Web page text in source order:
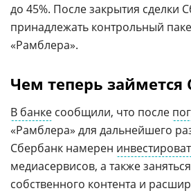
до 45%. После закрытия сделки
принадлежать контрольный
«Рамблера».
Чем теперь займется
В банке сообщили, что после
«Рамблера» для дальнейшего
Сбербанк намерен
медиасервисов, а также
собственного контента и